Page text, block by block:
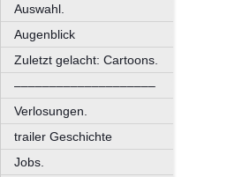
Auswahl.
Augenblick
Zuletzt gelacht: Cartoons.
––––––––––––––––––––
Verlosungen.
trailer Geschichte
Jobs.